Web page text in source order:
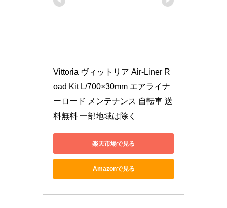
Vittoria ヴィットリア Air-Liner R
oad Kit L/700×30mm エアライナ
ーロード メンテナンス 自転車 送
料無料 一部地域は除く
楽天市場で見る
Amazonで見る